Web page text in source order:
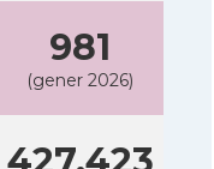
981
(gener 2026)